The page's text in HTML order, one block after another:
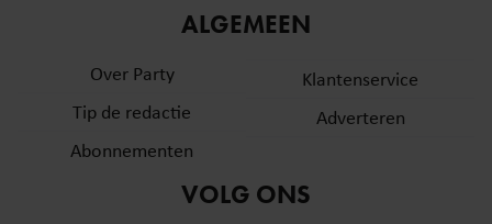
ALGEMEEN
Over Party
Tip de redactie
Abonnementen
Klantenservice
Adverteren
VOLG ONS